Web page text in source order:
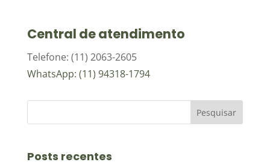
Central de atendimento
Telefone: (11) 2063-2605
WhatsApp: (11) 94318-1794
Posts recentes